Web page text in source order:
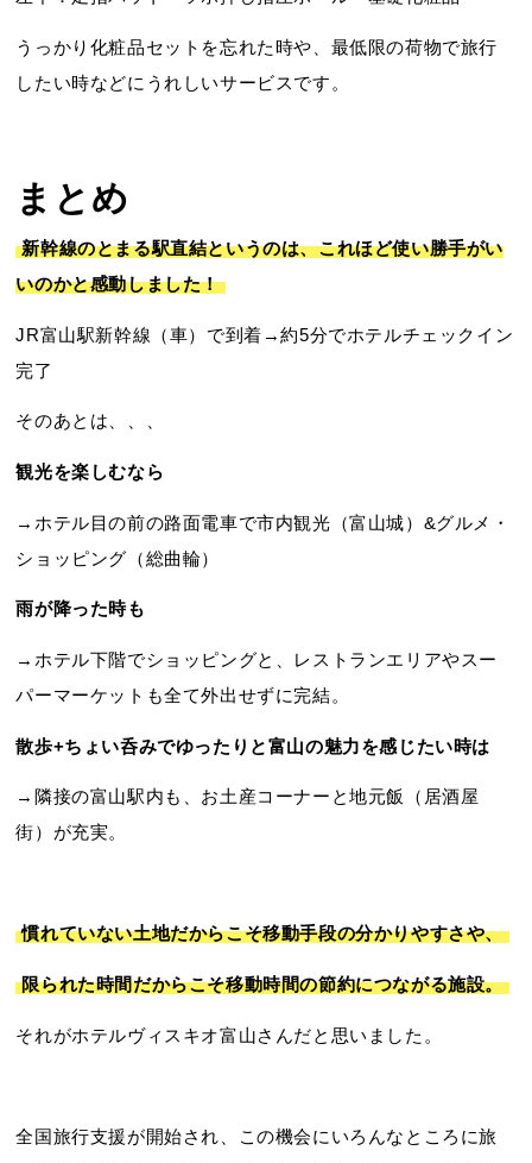
うっかり化粧品セットを忘れた時や、最低限の荷物で旅行
したい時などにうれしいサービスです。
まとめ
新幹線のとまる駅直結というのは、これほど使い勝手がい
いのかと感動しました！
JR富山駅新幹線（車）で到着→約5分でホテルチェックイン
完了
そのあとは、、、
観光を楽しむなら
→ホテル目の前の路面電車で市内観光（富山城）&グルメ・
ショッピング（総曲輪）
雨が降った時も
→ホテル下階でショッピングと、レストランエリアやスー
パーマーケットも全て外出せずに完結。
散歩+ちょい呑みでゆったりと富山の魅力を感じたい時は
→隣接の富山駅内も、お土産コーナーと地元飯（居酒屋
街）が充実。
慣れていない土地だからこそ移動手段の分かりやすさや、
限られた時間だからこそ移動時間の節約につながる施設。
それがホテルヴィスキオ富山さんだと思いました。
全国旅行支援が開始され、この機会にいろんなところに旅